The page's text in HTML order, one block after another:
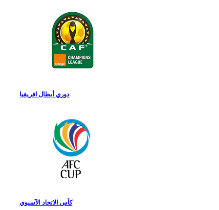
دوري أبطال افريقيا
كأس الاتحاد الآسيوي